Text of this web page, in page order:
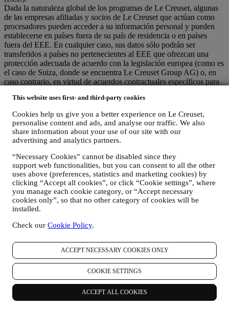
This website uses first- and third-party cookies
Cookies help us give you a better experience on Le Creuset,
personalise content and ads, and analyse our traffic. We also
share information about your use of our site with our
advertising and analytics partners.
“Necessary Cookies” cannot be disabled since they
support web functionalities, but you can consent to all the other
uses above (preferences, statistics and marketing cookies) by
clicking “Accept all cookies”, or click “Cookie settings”, where
you manage each cookie category, or “Accept necessary
cookies only”, so that no other category of cookies will be
installed.
Check our Cookie Policy.
ACCEPT NECESSARY COOKIES ONLY
COOKIE SETTINGS
ACCEPT ALL COOKIES
Dada la naturaleza global de los programas de Le Creuset, algunas
de las empresas afiliadas y socios de Le Creuset que actúan como
procesadores pueden acceder a su información personal y pueden
establecerse en países fuera de su país de residencia o en países
fuera del EEE. En cualquier caso, sus datos sólo podrán ser
transferidos a países no pertenecientes al EEE que ofrezcan una
protección adecuada de acuerdo con la legislación europea (como es
el caso de Suiza, donde se encuentra Le Creuset Group AG) o, en
caso contrario, en virtud de acuerdos contractuales específicos para
protección de datos personales (por ejemplo, utilizamos las cláusulas
contratos de tratamiento de datos). En cualquier caso, cuando su
información personal se envíe a países distintos de su país de
residencia o en países fuera del EEE, sus datos estarán protegidos
por sistemas de seguridad adecuados, que se actualizan y mantienen
constantemente de acuerdo con las leyes de protección de datos.
5. ¿DURANTE CUÁNTO TIEMPO MANTENEMOS SU
INFORMACIÓN?
Conservaremos sus datos personales durante el tiempo que los
necesitemos para los fines para los que fueron recopilados, después
de lo cual serán destruidos o inutilizables. Por ejemplo, es posible
que tengamos que conservar los datos sobre su compra para cumplir
Le Creuset se mantendrá activa hasta que nos solicite que la
proporcionarle boletines informativos, comunicaciones de marketing
y contenidos personalizados durante el tiempo que usted lo
consienta. Sus datos personales recopilados para marketing se
comprueban periódicamente para verificar si todavía está interesado
en recibir nuestras comunicaciones de marketing. Después de un
cierto tiempo sin interacciones, es posible que le enviemos una
comunicación para confirmar que desea mantenerse en contacto con